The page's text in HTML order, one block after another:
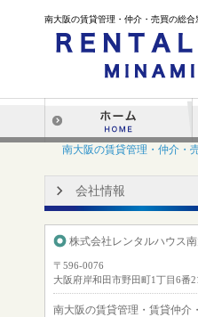
南大阪の賃貸管理・仲介・売買の総
南大阪の賃貸管理・仲介・
会社情報
株式会社レンタルハウス南
〒596-0076
大阪府岸和田市野田町1丁目6番
南大阪の賃貸管理・賃貸仲介